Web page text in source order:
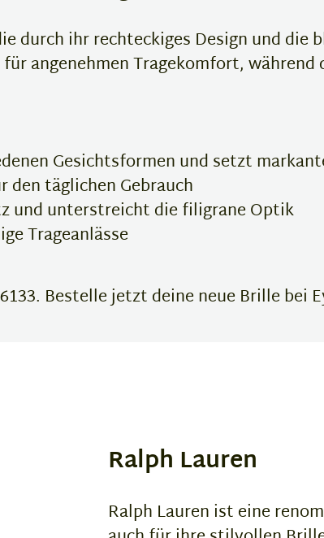
durch ihr rechteckiges Design und die
angenehmen Tragekomfort, während
Gesichtsformen und setzt
täglichen Gebrauch
und unterstreicht die filigrane Optik
Trageanlässe
Bestelle jetzt deine neue Brille bei
Ralph Lauren
Ralph Lauren ist eine